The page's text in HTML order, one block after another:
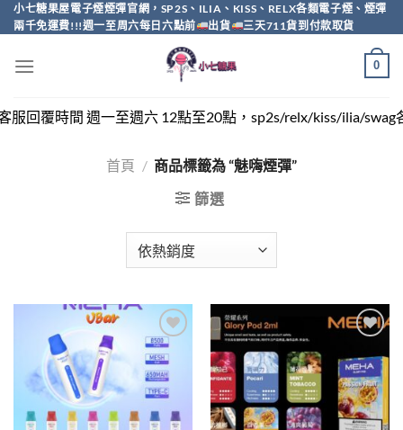
Skip
to
小七糖果屋電子煙煙彈官網，SP2S、ILIA、KISS、RELX各類電子煙、煙彈
兩千免運費!!!週一至周六每日六點前
出貨 三天711貨到付款取貨
0
覆時間 週一至週六 12點至20點，sp2s/relx/kiss/ilia/swag各
首頁 / 商品標籤為 “魅嗨煙彈”
篩選
Add to
wishlist
wishlist